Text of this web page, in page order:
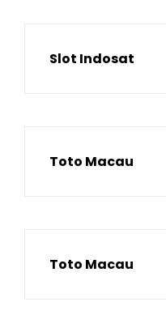
Slot Indosat
Toto Macau
Toto Macau